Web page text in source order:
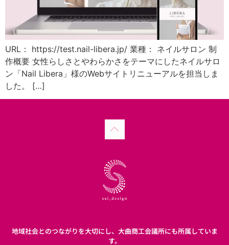
URL： https://test.nail-libera.jp/ 業種： ネイルサロン 制
作概要 女性らしさとやわらかさをテーマにしたネイルサロ
ン「Nail Libera」様のWebサイトリニューアルを担当しま
した。 […]
地域社会とのつながりを大切にし、大曲商工会議所にも所属していま
す。